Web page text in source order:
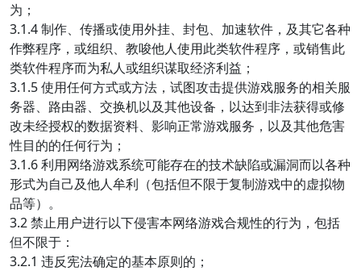
为；
3.1.4 制作、传播或使用外挂、封包、加速软件，及其它各种
作弊程序，或组织、教唆他人使用此类软件程序，或销售此
类软件程序而为私人或组织谋取经济利益；
3.1.5 使用任何方式或方法，试图攻击提供游戏服务的相关服
务器、路由器、交换机以及其他设备，以达到非法获得或修
改未经授权的数据资料、影响正常游戏服务，以及其他危害
性目的的任何行为；
3.1.6 利用网络游戏系统可能存在的技术缺陷或漏洞而以各种
形式为自己及他人牟利（包括但不限于复制游戏中的虚拟物
品等）。
3.2 禁止用户进行以下侵害本网络游戏合规性的行为，包括
但不限于：
3.2.1 违反宪法确定的基本原则的；